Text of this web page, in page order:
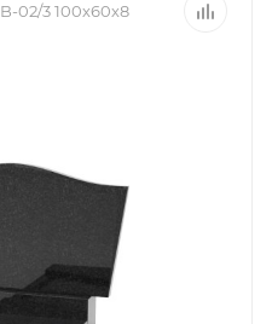
B-02/3 100х60х8